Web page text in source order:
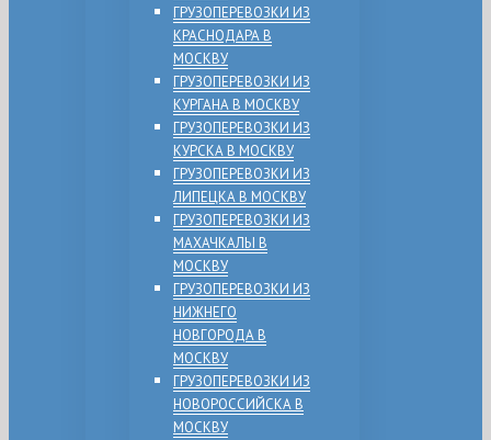
ГРУЗОПЕРЕВОЗКИ ИЗ
КРАСНОДАРА В
МОСКВУ
ГРУЗОПЕРЕВОЗКИ ИЗ
КУРГАНА В МОСКВУ
ГРУЗОПЕРЕВОЗКИ ИЗ
КУРСКА В МОСКВУ
ГРУЗОПЕРЕВОЗКИ ИЗ
ЛИПЕЦКА В МОСКВУ
ГРУЗОПЕРЕВОЗКИ ИЗ
МАХАЧКАЛЫ В
МОСКВУ
ГРУЗОПЕРЕВОЗКИ ИЗ
НИЖНЕГО
НОВГОРОДА В
МОСКВУ
ГРУЗОПЕРЕВОЗКИ ИЗ
НОВОРОССИЙСКА В
МОСКВУ